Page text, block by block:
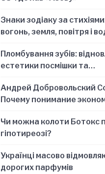
Знаки зодіаку за
вогонь, земля, повітря і
знак
Пломбування зубів:
естетики посмішки та
Андрей Добровольский
Почему понимание
решений
Чи можна колоти Ботокс
гіпотиреозі?
Українці масово
дорогих парфумів